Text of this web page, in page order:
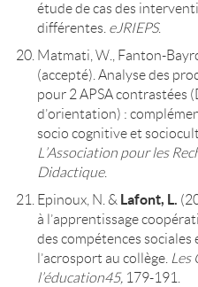
étude de cas des
différentes. eJRIEPS.
Matmati, W., Fanton-
(accepté). Analyse des
pour 2 APSA contrastées
d’orientation) :
socio cognitive et
L’Association pour les
Didactique.
Epinoux, N. & Lafont, L.
à l’apprentissage
des compétences sociales
l’acrosport au collège. Les
l’éducation45, 179-191.